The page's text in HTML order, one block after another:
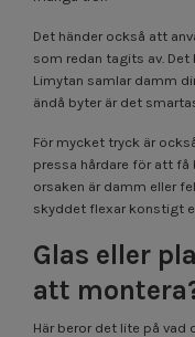
Det händer också att
som redan tagits av. Det
Limytan samlar damm
ändå byter är det
För mycket tryck är
pressa hårdare för att
orsaken är damm eller
skyddet flexar konstigt
Glas eller
att
Här beror det lite på vad